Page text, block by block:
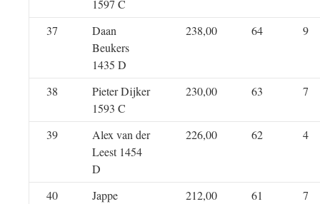
1597 C
37
Daan
Beukers
1435 D
238,00 64 9
38
Pieter Dijker
1593 C
230,00 63 7
39
Alex van der
Leest 1454
D
226,00 62 4
40
Jappe
212,00 61 7